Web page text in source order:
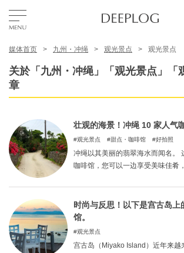
区域
特色主题
简体中文
USD
媒体首页 九州・冲绳 观光景点 观光景点
关於「九州・冲绳」「观光景点」「
章
壮观的海景！冲绳 10 家人气
观光景点 甜点・咖啡馆 好拍照
冲绳以其美丽的翡翠海水而闻名。
咖啡馆，您可以一边享受美味佳肴
海。 本文将为您介绍冲绳之旅中
时尚与反思！以下是宫古岛上
馆。
观光景点
宫古岛（Miyako Island）近年来越